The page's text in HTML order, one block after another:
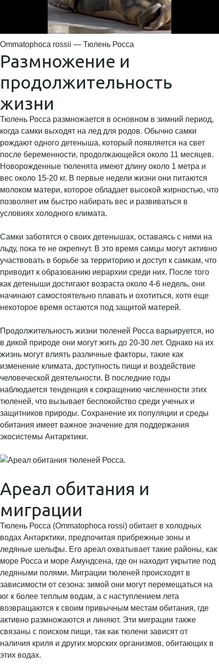
Ommatophoca rossii — Тюлень Росса
Размножение и
продолжительность
жизни
Тюлень Росса размножается в основном в зимний период,
когда самки выходят на лед для родов. Обычно самки
рождают одного детеныша, который появляется на свет
после беременности, продолжающейся около 11 месяцев.
Новорожденные тюленята имеют длину около 1 метра и
вес около 15-20 кг. В первые недели жизни они питаются
молоком матери, которое обладает высокой жирностью, что
позволяет им быстро набирать вес и развиваться в
условиях холодного климата.
Самки заботятся о своих детенышах, оставаясь с ними на
льду, пока те не окрепнут. В это время самцы могут активно
участвовать в борьбе за территорию и доступ к самкам, что
приводит к образованию иерархии среди них. После того
как детеныши достигают возраста около 4-6 недель, они
начинают самостоятельно плавать и охотиться, хотя еще
некоторое время остаются под защитой матерей.
Продолжительность жизни тюленей Росса варьируется, но
в дикой природе они могут жить до 20-30 лет. Однако на их
жизнь могут влиять различные факторы, такие как
изменение климата, доступность пищи и воздействие
человеческой деятельности. В последние годы
наблюдается тенденция к сокращению численности этих
тюленей, что вызывает беспокойство среди ученых и
защитников природы. Сохранение их популяции и среды
обитания имеет важное значение для поддержания
экосистемы Антарктики.
Ареал обитания и
миграции
Тюлень Росса (Ommatophoca rossi) обитает в холодных
водах Антарктики, предпочитая прибрежные зоны и
ледяные шельфы. Его ареал охватывает такие районы, как
море Росса и море Амундсена, где он находит укрытие под
ледяными полями. Миграции тюленей происходят в
зависимости от сезона: зимой они могут перемещаться на
юг к более теплым водам, а с наступлением лета
возвращаются к своим привычным местам обитания, где
активно размножаются и линяют. Эти миграции также
связаны с поиском пищи, так как тюлени зависят от
наличия криля и других морских организмов, обитающих в
этих водах.